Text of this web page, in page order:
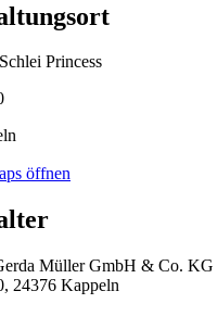
Princess
öffnen
Müller GmbH & Co. KG
24376 Kappeln